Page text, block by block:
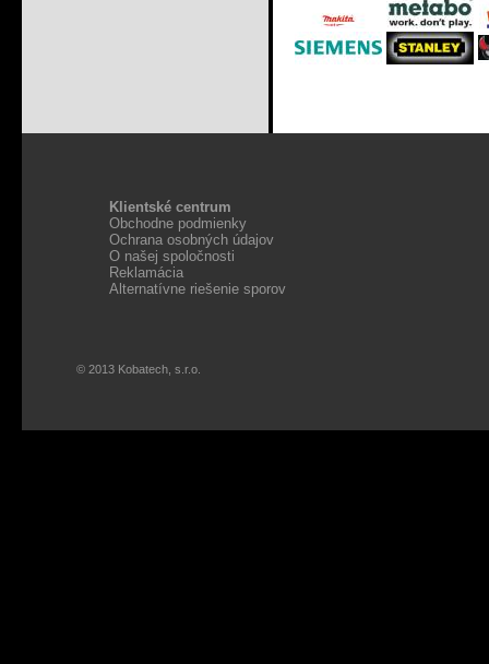
Klientské centrum
Obchodne podmienky
Ochrana osobných údajov
O našej spoločnosti
Reklamácia
Alternatívne riešenie sporov
© 2013 Kobatech, s.r.o.